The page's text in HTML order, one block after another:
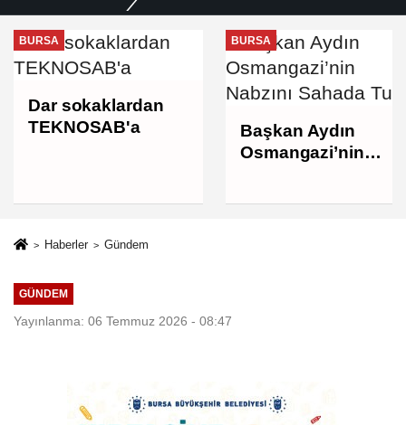
BURSA
Dar sokaklardan
TEKNOSAB'a
BURSA
Başkan Aydın
Osmangazi’nin
Haberler Gündem
GÜNDEM
Yayınlanma: 06 Temmuz 2026 - 08:47